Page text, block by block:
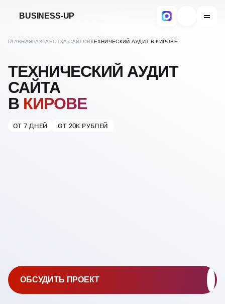
BUSINESS-UP
ГЛАВНАЯРАЗРАБОТКА САЙТОВТЕХНИЧЕСКИЙ АУДИТ В КИРОВЕ
ТЕХНИЧЕСКИЙ АУДИТ
САЙТА
В КИРОВЕ
ОТ 7 ДНЕЙ ОТ 20К РУБЛЕЙ
ОБСУДИТЬ ПРОЕКТ